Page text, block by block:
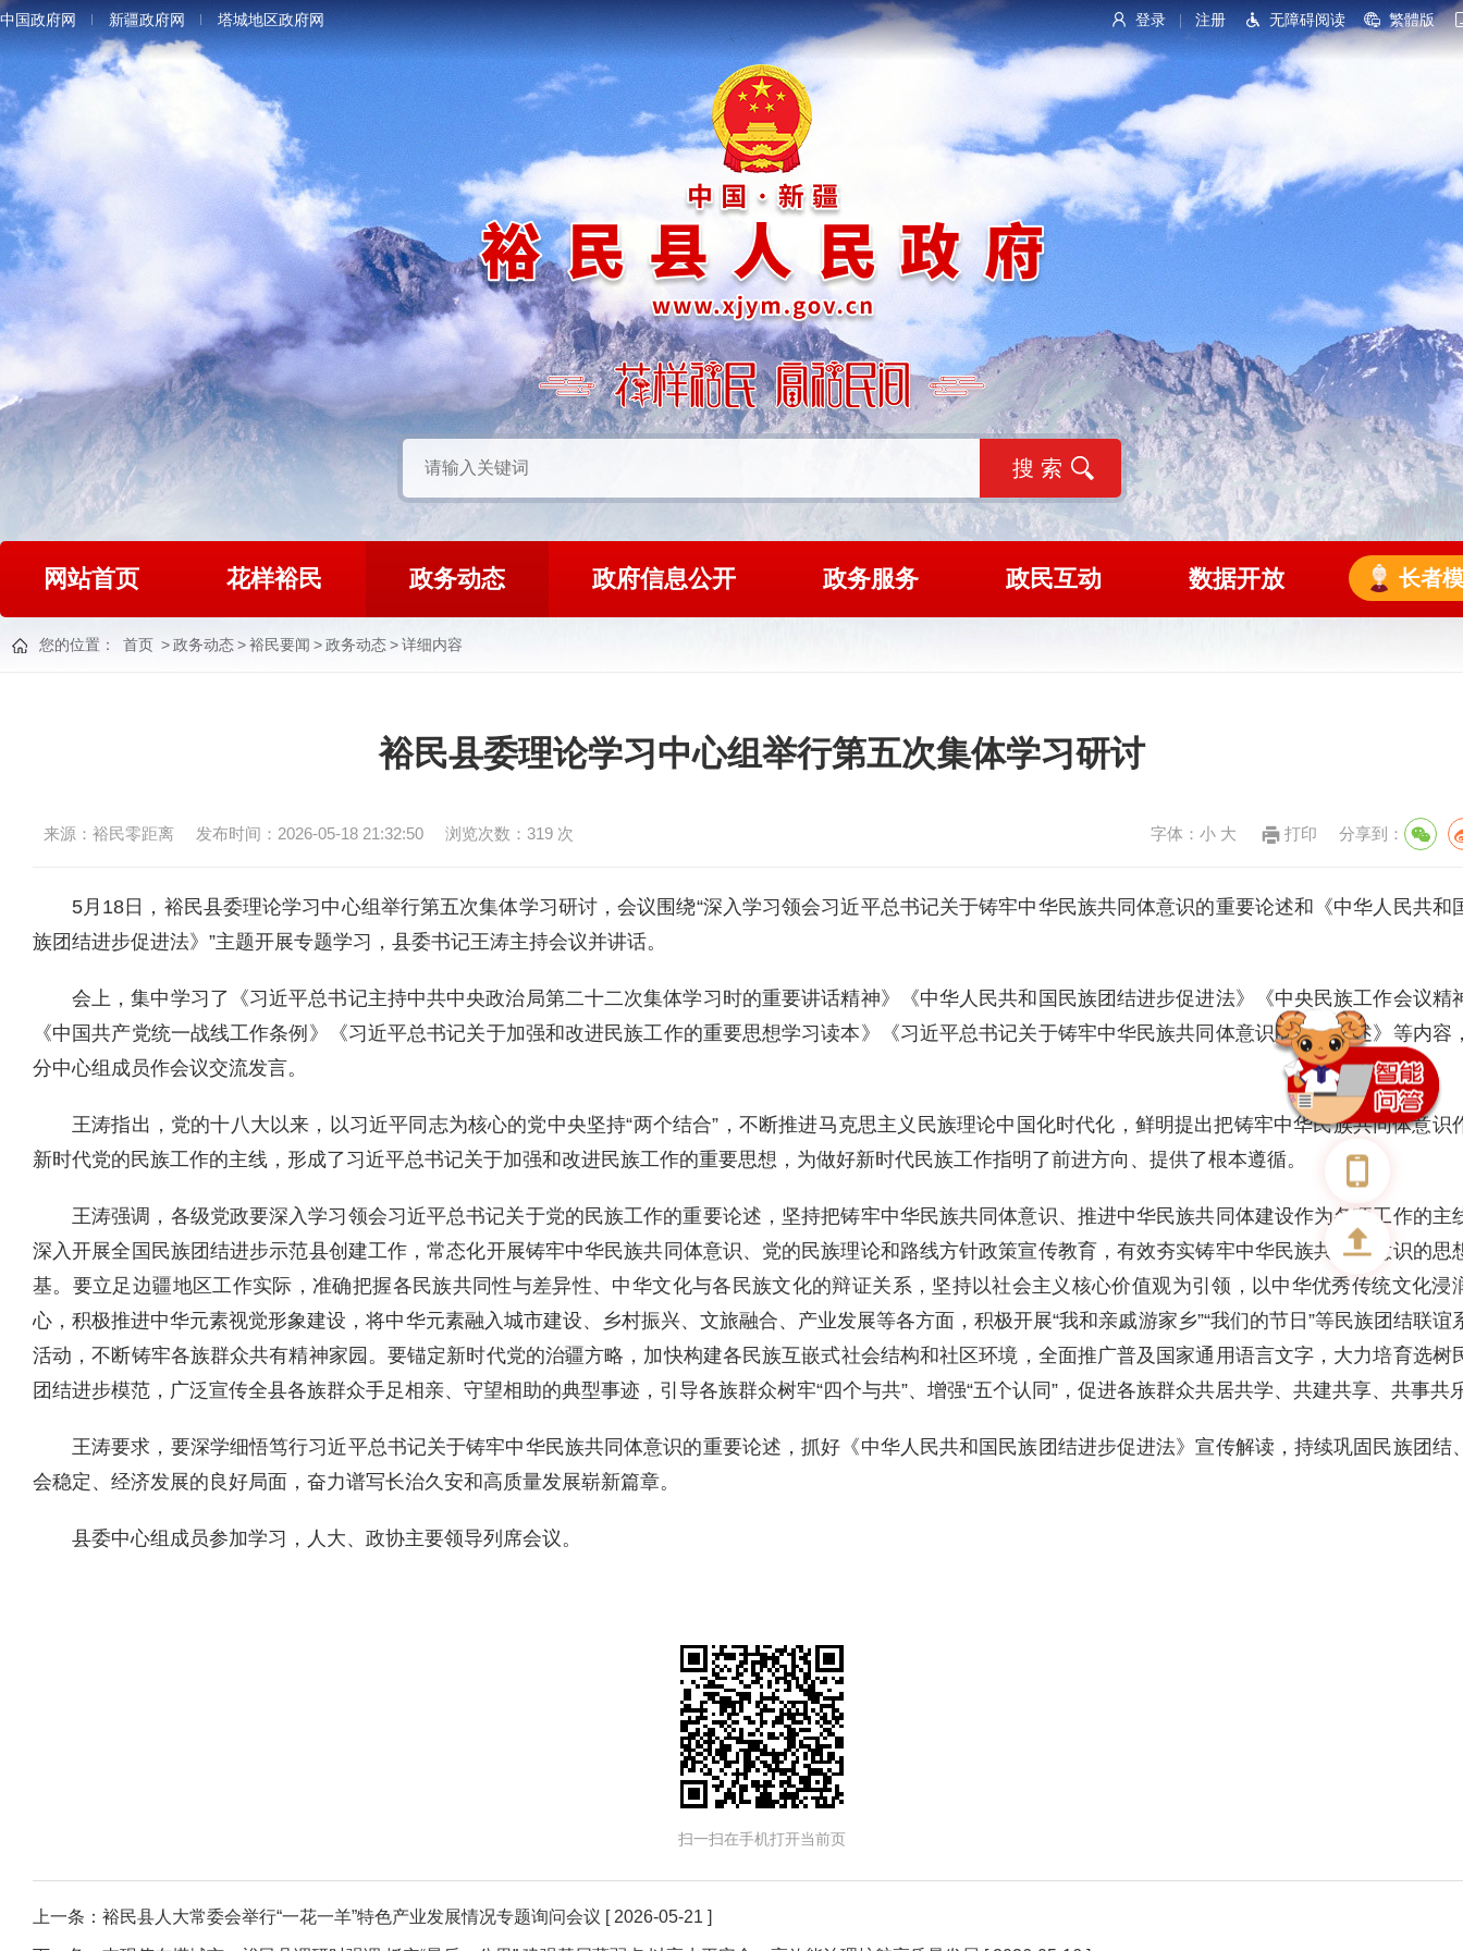
登录 注册 无障碍阅读 繁體版
中国政府网 新疆政府网 塔城地区政府网
网站首页 花样裕民 政务动态 政府信息公开 政务服务 政民互动 数据开放 长者
您的位置： 首页 >政务动态>裕民要闻 >政务动态>详细内容
裕民县委理论学习中心组举行第五次集体学习研讨
来源：裕民零距离 发布时间：2026-05-18 21:32:50 浏览次数： 319 次 字体： 小 大 打印 分享到：
5月18日，裕民县委理论学习中心组举行第五次集体学习研讨，会议围绕“深入学习领会习近平总书记关于铸牢中华民族共同体意识的重要论述和《中华人民共和
族团结进步促进法》”主题开展专题学习，县委书记王涛主持会议并讲话。
会上，集中学习了《习近平总书记主持中共中央政治局第二十二次集体学习时的重要讲话精神》《中华人民共和国民族团结进步促进法》《中央民族工作会议精
《中国共产党统一战线工作条例》《习近平总书记关于加强和改进民族工作的重要思想学习读本》《习近平总书记关于铸牢中华民族共同体意识的重要论述》等内容
分中心组成员作会议交流发言。
王涛指出，党的十八大以来，以习近平同志为核心的党中央坚持“两个结合”，不断推进马克思主义民族理论中国化时代化，鲜明提出把铸牢中华民族共同体意识
新时代党的民族工作的主线，形成了习近平总书记关于加强和改进民族工作的重要思想， 为做好新时代民族工作指明了前进方向、提供了根本遵循。
王涛强调，各级党政要深入学习领会习近平总书记关于党的民族工作的重要论述，坚持把铸牢中华民族共同体意识、推进中华民族共同体建设作为各项工作的主
深入开展全国民族团结进步示范县创建工作，常态化开展铸牢中华民族共同体意识、党的民族理论和路线方针政策宣传教育，有效夯实铸牢中华民族共同体意识的思
基。要立足边疆地区工作实际，准确把握各民族共同性与差异性、中华文化与各民族文化的辩证关系，坚持以社会主义核心价值观为引领，以中华优秀传统文化浸
心，积极推进中华元素视觉形象建设，将中华元素融入城市建设、乡村振兴、文旅融合、产业发展等各方面，积极开展“我和亲戚游家乡”“我们的节日”等民族团结联谊
活动，不断铸牢各族群众共有精神家园。要锚定新时代党的治疆方略，加快构建各民族互嵌式社会结构和社区环境，全面推广普及国家通用语言文字，大力培育选树
团结进步模范，广泛宣传全县各族群众手足相亲、守望相助的典型事迹，引导各族群众树牢“四个与共”、增强“五个认同”，促进各族群众共居共学、共建共享、共事共
王涛要求，要深学细悟笃行习近平总书记关于铸牢中华民族共同体意识的重要论述，抓好 《中华人民共和国民族团结进步促进法》宣传解读，持续巩固民族团结
会稳定、经济发展的良好局面，奋力谱写长治久安和高质量发展崭新篇章。
县委中心组成员参加学习，人大、政协主要领导列席会议。
扫一扫在手机打开当前页
上一条： 裕民县人大常委会举行“一花一羊”特色产业发展情况专题询问会议 [ 2026-05-21 ]